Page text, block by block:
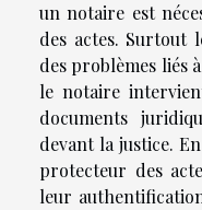
un notaire est
des actes. Surtout
des problèmes liés
le notaire
documents
devant la justice.
protecteur des
leur